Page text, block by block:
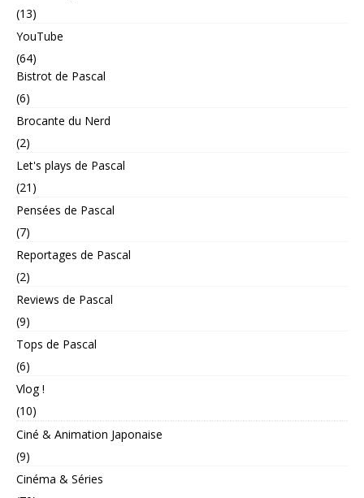
(13)
YouTube
(64)
Bistrot de Pascal
(6)
Brocante du Nerd
(2)
Let's plays de Pascal
(21)
Pensées de Pascal
(7)
Reportages de Pascal
(2)
Reviews de Pascal
(9)
Tops de Pascal
(6)
Vlog !
(10)
Ciné & Animation Japonaise
(9)
Cinéma & Séries